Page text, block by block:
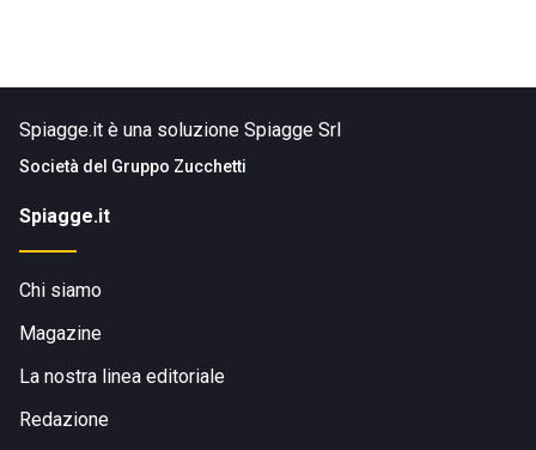
Spiagge.it è una soluzione Spiagge Srl
Società del Gruppo Zucchetti
Spiagge.it
Chi siamo
Magazine
La nostra linea editoriale
Redazione